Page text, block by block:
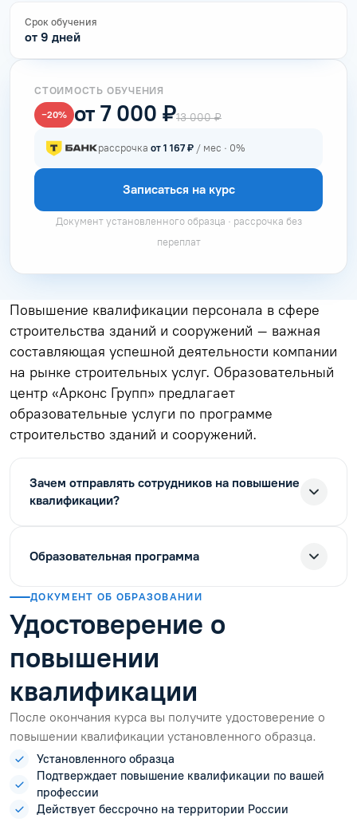
Срок обучения
от 9 дней
СТОИМОСТЬ ОБУЧЕНИЯ
−20% от 7 000 ₽13 000 ₽
рассрочка от 1 167 ₽ / мес · 0%
Записаться на курс
Документ установленного образца · рассрочка без
переплат
Повышение квалификации персонала в сфере
строительства зданий и сооружений – важная
составляющая успешной деятельности компании
на рынке строительных услуг. Образовательный
центр «Арконс Групп» предлагает
образовательные услуги по программе
строительство зданий и сооружений.
Зачем отправлять сотрудников на повышение
квалификации?
Образовательная программа
ДОКУМЕНТ ОБ ОБРАЗОВАНИИ
Удостоверение о
повышении
квалификации
После окончания курса вы получите удостоверение о
повышении квалификации установленного образца.
Установленного образца
Подтверждает повышение квалификации по вашей
профессии
Действует бессрочно на территории России